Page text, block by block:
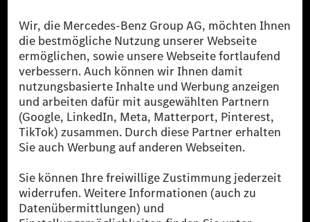
[1] Bilanziell CO₂-neutral bedeutet, dass nicht vermiedene oder nicht
reduzierte CO₂-Emissionen bei der Mercedes-Benz Group durch
zertifizierte Ausgleichsprojekte kompensiert werden.
[2] Renewable Charging ist ein integraler Bestandteil von MB.CHARGE
Public in Europa, den USA, Kanada und China. Sofern an der jeweiligen
Ladestation noch kein Strom aus erneuerbaren Energien vorliegt,
verwendet Renewable Charging Grünstromzertifikate*. Diese stellen
sicher, dass für Ladevorgänge über MB.CHARGE Public eine äquivalente
Strommenge aus erneuerbaren Energien ins Stromnetz eingespeist wird.
als sechs Jahre sind.
* Inkl. EKOenergy Ökolabel
* Die angegebenen Werte wurden nach dem vorgeschriebenen
Messverfahren WLTP (Worldwide harmonised Light vehicles Test